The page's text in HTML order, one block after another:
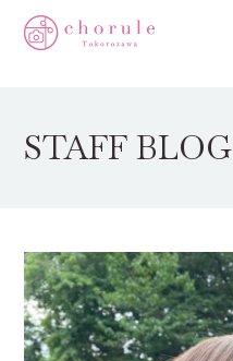
STAFF BLOG